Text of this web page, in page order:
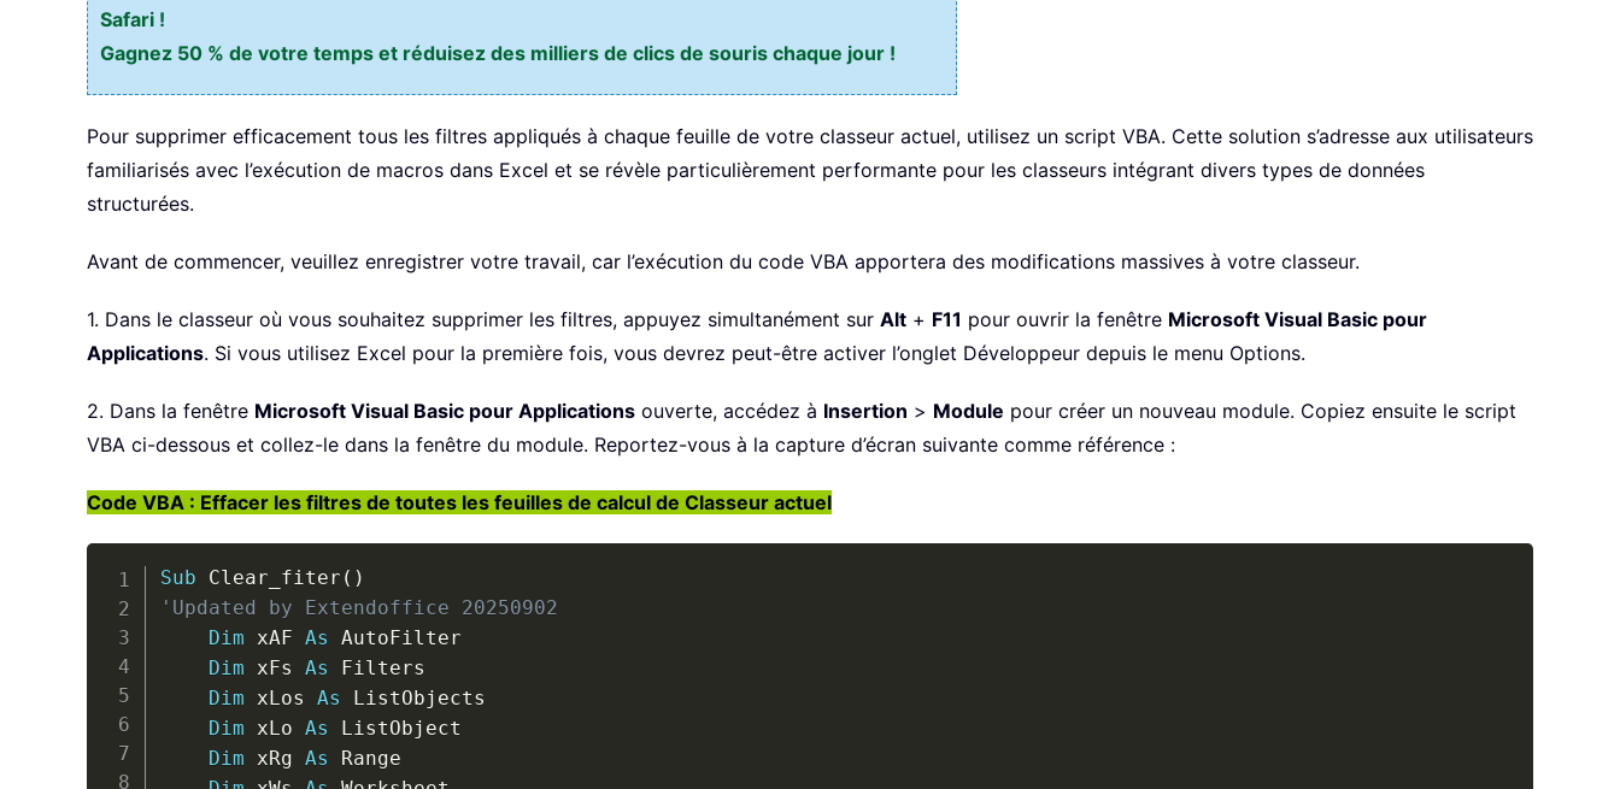
Safari !
Gagnez 50 % de votre temps et réduisez des milliers de clics de souris chaque jour !
Pour supprimer efficacement tous les filtres appliqués à chaque feuille de votre classeur actuel, utilisez un script VBA. Cette solution s’adresse aux utilisateurs
familiarisés avec l’exécution de macros dans Excel et se révèle particulièrement performante pour les classeurs intégrant divers types de données
structurées.
Avant de commencer, veuillez enregistrer votre travail, car l’exécution du code VBA apportera des modifications massives à votre classeur.
1. Dans le classeur où vous souhaitez supprimer les filtres, appuyez simultanément sur Alt + F11 pour ouvrir la fenêtre Microsoft Visual Basic pour
Applications. Si vous utilisez Excel pour la première fois, vous devrez peut-être activer l’onglet Développeur depuis le menu Options.
2. Dans la fenêtre Microsoft Visual Basic pour Applications ouverte, accédez à Insertion > Module pour créer un nouveau module. Copiez ensuite le script
VBA ci-dessous et collez-le dans la fenêtre du module. Reportez-vous à la capture d’écran suivante comme référence :
Code VBA : Effacer les filtres de toutes les feuilles de calcul de Classeur actuel
Sub Clear_fiter ( )
'Updated by Extendoffice 20250902
Dim xAF As AutoFilter
Dim xFs As Filters
Dim xLos As ListObjects
Dim xLo As ListObject
Dim xRg As Range